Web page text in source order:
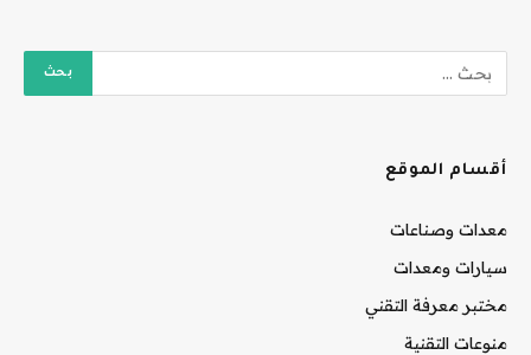
أقسام الموقع
معدات وصناعات
سيارات ومعدات
مختبر معرفة التقني
منوعات التقنية